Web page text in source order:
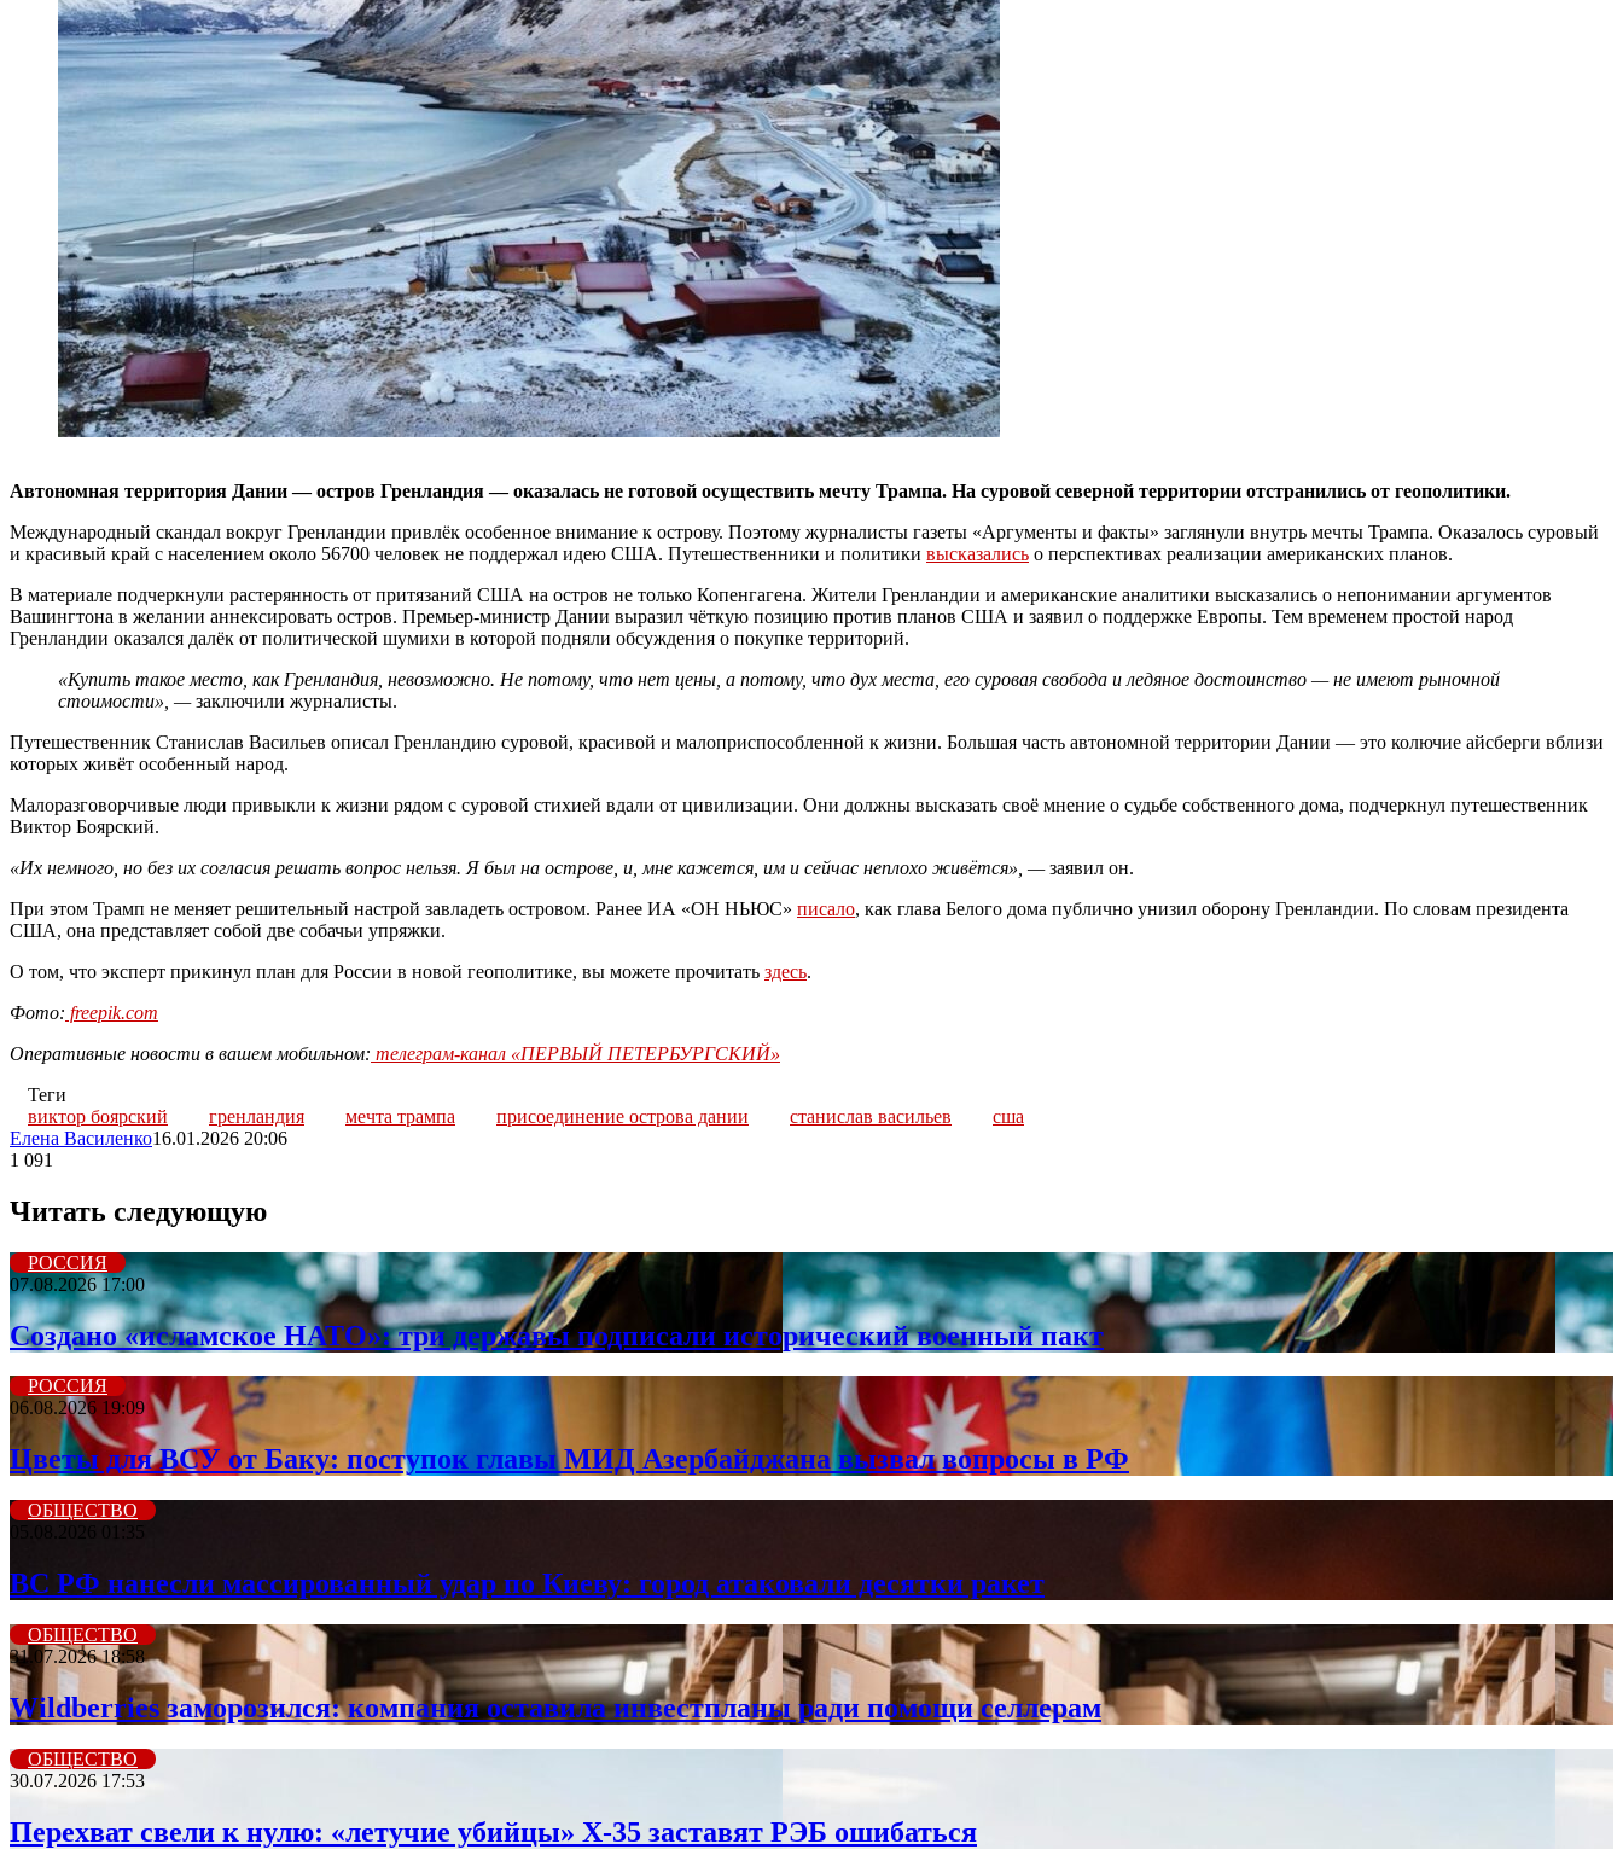
Автономная территория Дании — остров Гренландия — оказалась не готовой осуществить мечту Трампа. На суровой северной территории отстранились от геополитики.
Международный скандал вокруг Гренландии привлёк особенное внимание к острову. Поэтому журналисты газеты «Аргументы и факты» заглянули внутрь мечты Трампа. Оказалось суровый
и красивый край с населением около 56700 человек не поддержал идею США. Путешественники и политики высказались о перспективах реализации американских планов.
В материале подчеркнули растерянность от притязаний США на остров не только Копенгагена. Жители Гренландии и американские аналитики высказались о непонимании аргументов
Вашингтона в желании аннексировать остров. Премьер-министр Дании выразил чёткую позицию против планов США и заявил о поддержке Европы. Тем временем простой народ
Гренландии оказался далёк от политической шумихи в которой подняли обсуждения о покупке территорий.
«Купить такое место, как Гренландия, невозможно. Не потому, что нет цены, а потому, что дух места, его суровая свобода и ледяное достоинство — не имеют рыночной
стоимости», —заключили журналисты.
Путешественник Станислав Васильев описал Гренландию суровой, красивой и малоприспособленной к жизни. Большая часть автономной территории Дании — это колючие айсберги вблизи
которых живёт особенный народ.
Малоразговорчивые люди привыкли к жизни рядом с суровой стихией вдали от цивилизации. Они должны высказать своё мнение о судьбе собственного дома, подчеркнул путешественник
Виктор Боярский.
«Их немного, но без их согласия решать вопрос нельзя. Я был на острове, и, мне кажется, им и сейчас неплохо живётся», —заявил он.
При этом Трамп не меняет решительный настрой завладеть островом. Ранее ИА «ОН НЬЮС» писало, как глава Белого дома публично унизил оборону Гренландии. По словам президента
США, она представляет собой две собачьи упряжки.
О том, что эксперт прикинул план для России в новой геополитике, вы можете прочитать здесь.
Фото: freepik.com
Оперативные новости в вашем мобильном: телеграм-канал «ПЕРВЫЙ ПЕТЕРБУРГСКИЙ»
Теги
виктор боярский
гренландия мечта трампа присоединение острова дании станислав васильев
сша
Елена Василенко16.01.2026 20:06
1 091
Читать следующую
РОССИЯ
07.08.2026 17:00
Создано «исламское НАТО»: три державы подписали исторический военный пакт
РОССИЯ
06.08.2026 19:09
Цветы для ВСУ от Баку: поступок главы МИД Азербайджана вызвал вопросы в РФ
ОБЩЕСТВО
05.08.2026 01:35
ВС РФ нанесли массированный удар по Киеву: город атаковали десятки ракет
ОБЩЕСТВО
31.07.2026 18:58
Wildberriеs заморозился: компания оставила инвестпланы ради помощи селлерам
ОБЩЕСТВО
30.07.2026 17:53
Перехват свели к нулю: «летучие убийцы» X-35 заставят РЭБ ошибаться